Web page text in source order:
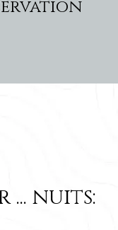
... nuits: